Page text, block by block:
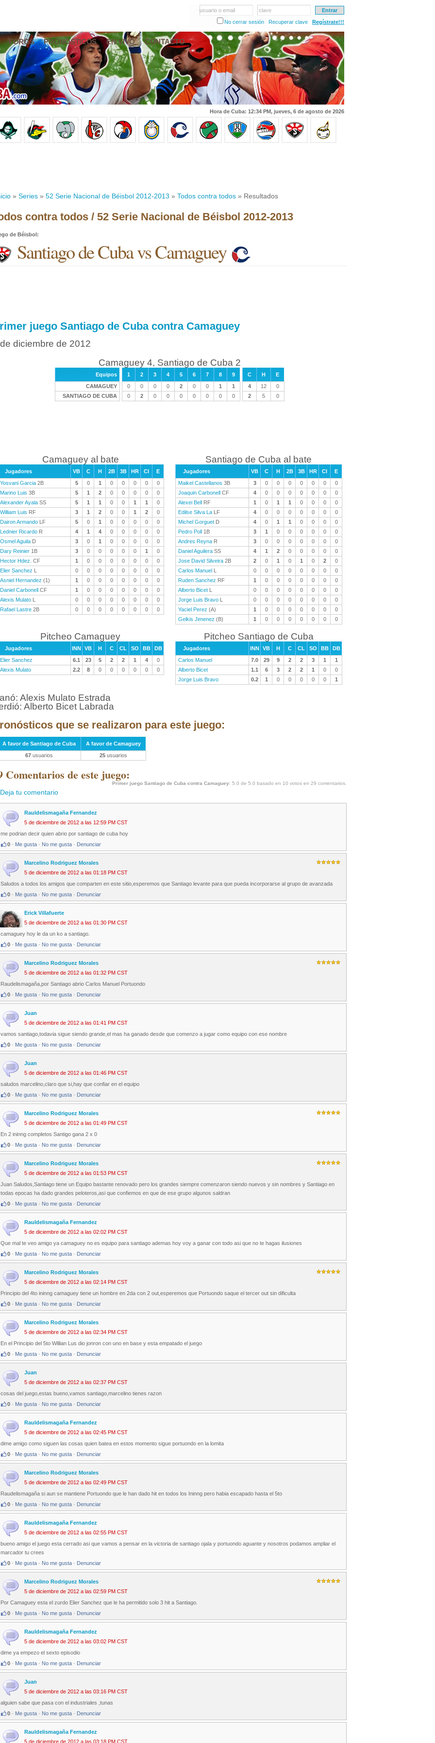
usuario o email
clave
No cerrar sesión
Recuperar clave Regístrate!!!
FOROS PRONÓSTICOS EN VIVO CONTACTO
Hora de Cuba: 12:34 PM, jueves, 6 de agosto de 2026
» Series » 52 Serie Nacional de Béisbol 2012-2013 » Todos contra todos » Resultados
contra todos / 52 Serie Nacional de Béisbol 2012-2013
de Béisbol:
Santiago de Cuba vs Camaguey
juego Santiago de Cuba contra Camaguey
diciembre de 2012
Camaguey 4, Santiago de Cuba 2
Equipos 1 2 3 4 5 6 7 8 9 C H
E
CAMAGUEY
0 0 0 0 2 0 0 1 1 4 12
0
SANTIAGO DE CUBA
0 2 0 0 0 0 0 0 0 2 5 0
Camaguey al bate
Jugadores VB C H 2B 3B HR CI
E
Yosvani Garcia 2B 5 0 1 0 0 0 0
0
Marino Luis 3B 5 1 2 0 0 0 0
0
Alexander Ayala SS 5 1 1 0 0 1 1
0
William Luis RF 3 1 2 0 0 1 2
0
Dairon Armando LF 5 0 1 0 0 0 0
0
Lednier Ricardo R 4 1 4 0 0 0 0
0
Osmel Aguila D 3 0 1 0 0 0 0
0
Dary Reinier 1B 3 0 0 0 0 0 1
0
Hector Hdez. CF 1 0 0 0 0 0 0
0
Elier Sanchez L 0 0 0 0 0 0 0
0
Asniel Hernandez (1) 1 0 0 0 0 0 0
0
Daniel Carbonell CF 1 0 0 0 0 0 0
0
Alexis Mulato L 0 0 0 0 0 0 0
0
Rafael Lastre 2B 0 0 0 0 0 0 0 0
Santiago de Cuba al bate
Jugadores VB C H 2B 3B HR CI
E
Maikel Castellanos 3B 3 0 0 0 0 0 0
0
Joaquin Carbonell CF 4 0 0 0 0 0 0
0
Alexei Bell RF 1 0 1 1 0 0 0
0
Edilse Silva La LF 4 0 0 0 0 0 0
0
Michel Gorguet D 4 0 1 1 0 0 0
0
Pedro Poll 1B 3 1 0 0 0 0 0
0
Andres Reyna R 3 0 0 0 0 0 0
0
Daniel Aguilera SS 4 1 2 0 0 0 0
0
Jose David Silveira 2B 2 0 1 0 1 0 2
0
Carlos Manuel L 0 0 0 0 0 0 0
0
Ruden Sanchez RF 1 0 0 0 0 0 0
0
Alberto Bicet L 0 0 0 0 0 0 0
0
Jorge Luis Bravo L 0 0 0 0 0 0 0
0
Yaciel Perez (A) 1 0 0 0 0 0 0
0
Gelkis Jimenez (B) 1 0 0 0 0 0 0 0
Pitcheo Camaguey
Jugadores INN VB H C CL SO BB
DB
Elier Sanchez
6.1 23 5 2 2 1 4
0
Alexis Mulato
2.2 8 0 0 0 0 0 0
Pitcheo Santiago de Cuba
Jugadores INN VB H C CL SO BB
DB
Carlos Manuel
7.0 29 9 2 2 3 1
1
Alberto Bicet
1.1 6 3 2 2 1 0
0
Jorge Luis Bravo
0.2 1 0 0 0 0 0 1
Alexis Mulato Estrada
Alberto Bicet Labrada
que se realizaron para este juego:
A favor de Santiago de Cuba
A favor de Camaguey
67 usuarios 25 usuarios
Comentarios de este juego:
Primer juego Santiago de Cuba contra Camaguey: 5.0 de 5.0 basado en 10 votos en 29 comentarios.
Deja tu comentario
Rauldelismagaña Fernandez
5 de diciembre de 2012 a las 12:59 PM CST
me podrian decir quien abrio por santiago de cuba hoy
0 · Me gusta · No me gusta · Denunciar
Marcelino Rodriguez Morales
5 de diciembre de 2012 a las 01:18 PM CST
Saludos a todos los amigos que comparten en este sitio,esperemos que Santiago levante para que pueda incorporarse al grupo de avanzada
0 · Me gusta · No me gusta · Denunciar
Erick Villafuerte
5 de diciembre de 2012 a las 01:30 PM CST
camaguey hoy le da un ko a santiago.
0 · Me gusta · No me gusta · Denunciar
Marcelino Rodriguez Morales
5 de diciembre de 2012 a las 01:32 PM CST
Raudelismagaña,por Santiago abrio Carlos Manuel Portuondo
0 · Me gusta · No me gusta · Denunciar
Juan
5 de diciembre de 2012 a las 01:41 PM CST
vamos santiago,todavia sigue siendo grande,el mas ha ganado desde que comenzo a jugar como equipo con ese nombre
0 · Me gusta · No me gusta · Denunciar
Juan
5 de diciembre de 2012 a las 01:46 PM CST
saludos marcelino,claro que si,hay que confiar en el equipo
0 · Me gusta · No me gusta · Denunciar
Marcelino Rodriguez Morales
5 de diciembre de 2012 a las 01:49 PM CST
En 2 ininng completos Santigo gana 2 x 0
0 · Me gusta · No me gusta · Denunciar
Marcelino Rodriguez Morales
5 de diciembre de 2012 a las 01:53 PM CST
Juan Saludos,Santiago tiene un Equipo bastante renovado pero los grandes siempre comenzaron siendo nuevos y sin nombres y Santiago en
todas epocas ha dado grandes peloteros,asi que confiemos en que de ese grupo algunos saldran
0 · Me gusta · No me gusta · Denunciar
Rauldelismagaña Fernandez
5 de diciembre de 2012 a las 02:02 PM CST
Que mal te veo amigo ya camaguey no es equipo para santiago ademas hoy voy a ganar con todo asi que no te hagas ilusiones
0 · Me gusta · No me gusta · Denunciar
Marcelino Rodriguez Morales
5 de diciembre de 2012 a las 02:14 PM CST
Principio del 4to ininng camaguey tiene un hombre en 2da con 2 out,esperemos que Portuondo saque el tercer out sin dificulta
0 · Me gusta · No me gusta · Denunciar
Marcelino Rodriguez Morales
5 de diciembre de 2012 a las 02:34 PM CST
En el Principio del 5to Willian Lus dio jonron con uno en base y esta empatado el juego
0 · Me gusta · No me gusta · Denunciar
Juan
5 de diciembre de 2012 a las 02:37 PM CST
cosas del juego,estas bueno,vamos santiago,marcelino tienes razon
0 · Me gusta · No me gusta · Denunciar
Rauldelismagaña Fernandez
5 de diciembre de 2012 a las 02:45 PM CST
dime amigo como siguen las cosas quien batea en estos momento sigue portuondo en la lomita
0 · Me gusta · No me gusta · Denunciar
Marcelino Rodriguez Morales
5 de diciembre de 2012 a las 02:49 PM CST
Raudelismagaña si aun se mantiene Portuondo que le han dado hit en todos los Ininng pero habia escapado hasta el 5to
0 · Me gusta · No me gusta · Denunciar
Rauldelismagaña Fernandez
5 de diciembre de 2012 a las 02:55 PM CST
bueno amigo el juego esta cerrado asi que vamos a pensar en la victoria de santiago ojala y portuondo aguante y nosotros podamos ampliar el
marcador tu crees
0 · Me gusta · No me gusta · Denunciar
Marcelino Rodriguez Morales
5 de diciembre de 2012 a las 02:59 PM CST
Por Camaguey esta el zurdo Elier Sanchez que le ha permitido solo 3 hit a Santiago.
0 · Me gusta · No me gusta · Denunciar
Rauldelismagaña Fernandez
5 de diciembre de 2012 a las 03:02 PM CST
dime ya empezo el sexto episodio
0 · Me gusta · No me gusta · Denunciar
Juan
5 de diciembre de 2012 a las 03:16 PM CST
alguien sabe que pasa con el industriales ,tunas
0 · Me gusta · No me gusta · Denunciar
Rauldelismagaña Fernandez
5 de diciembre de 2012 a las 03:18 PM CST